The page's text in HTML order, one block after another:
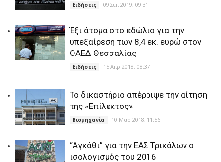
Ειδήσεις 09 Σεπ 2019, 09:31
Έξι άτομα στο εδώλιο για την
υπεξαίρεση των 8,4 εκ. ευρώ στον
ΟΑΕΔ Θεσσαλίας
Ειδήσεις 15 Απρ 2018, 08:37
Το δικαστήριο απέρριψε την αίτηση
της «Επίλεκτος»
Βιομηχανία 10 Μαρ 2018, 11:56
“Αγκάθι” για την ΕΑΣ Τρικάλων ο
ισολογισμός του 2016